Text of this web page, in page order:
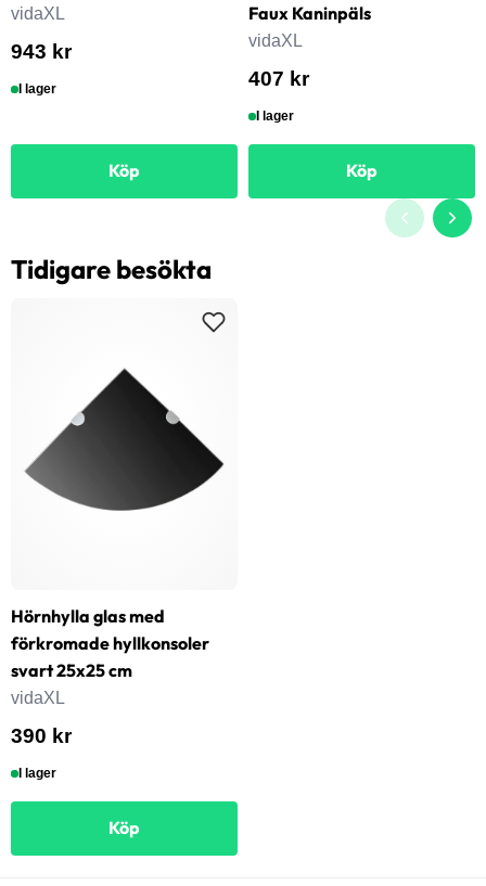
vidaXL
943 kr
I lager
Köp
Faux Kaninpäls
vidaXL
407 kr
I lager
Köp
Tidigare besökta
Hörnhylla glas med
förkromade hyllkonsoler
svart 25x25 cm
vidaXL
390 kr
I lager
Köp